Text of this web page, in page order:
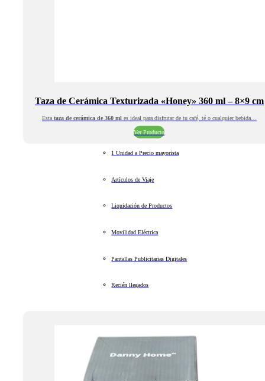
Taza de Cerámica Texturizada «Honey» 360 ml – 8×9 cm
Esta taza de cerámica de 360 ml es ideal para disfrutar de tu café, té o cualquier bebida…
Ver Producto
1 Unidad a Precio mayorista
Artículos de Viaje
Liquidación de Productos
Movilidad Eléctrica
Pantallas Publicitarias Digitales
Recién llegados